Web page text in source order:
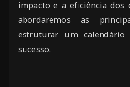
impacto e a eficiência dos
abordaremos as
estruturar um
sucesso.